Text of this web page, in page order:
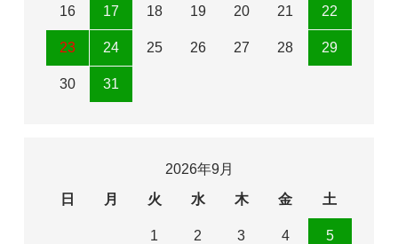
16 17 18 19 20 21 22
23 24 25 26 27 28 29
30 31
2026年9月
日
月 火 水 木 金 土
1 2 3 4 5